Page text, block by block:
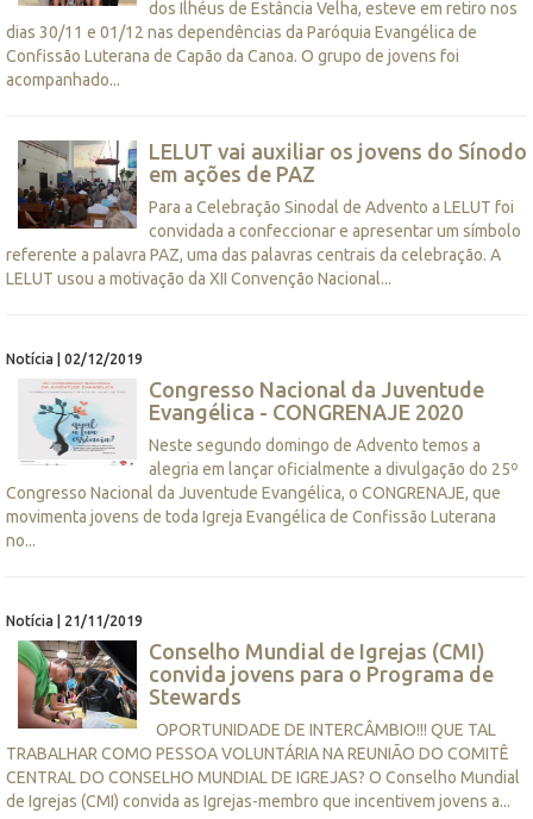
dos Ilhéus de Estância Velha, esteve em retiro nos
dias 30/11 e 01/12 nas dependências da Paróquia Evangélica de
Confissão Luterana de Capão da Canoa. O grupo de jovens foi
acompanhado...
LELUT vai auxiliar os jovens do Sínodo
em ações de PAZ
Para a Celebração Sinodal de Advento a LELUT foi
convidada a confeccionar e apresentar um símbolo
referente a palavra PAZ, uma das palavras centrais da celebração. A
LELUT usou a motivação da XII Convenção Nacional...
Notícia | 02/12/2019
Congresso Nacional da Juventude
Evangélica - CONGRENAJE 2020
Neste segundo domingo de Advento temos a
alegria em lançar oficialmente a divulgação do 25º
Congresso Nacional da Juventude Evangélica, o CONGRENAJE, que
movimenta jovens de toda Igreja Evangélica de Confissão Luterana
no...
Notícia | 21/11/2019
Conselho Mundial de Igrejas (CMI)
convida jovens para o Programa de
Stewards
OPORTUNIDADE DE INTERCÂMBIO!!! QUE TAL
TRABALHAR COMO PESSOA VOLUNTÁRIA NA REUNIÃO DO COMITÊ
CENTRAL DO CONSELHO MUNDIAL DE IGREJAS? O Conselho Mundial
de Igrejas (CMI) convida as Igrejas-membro que incentivem jovens a...